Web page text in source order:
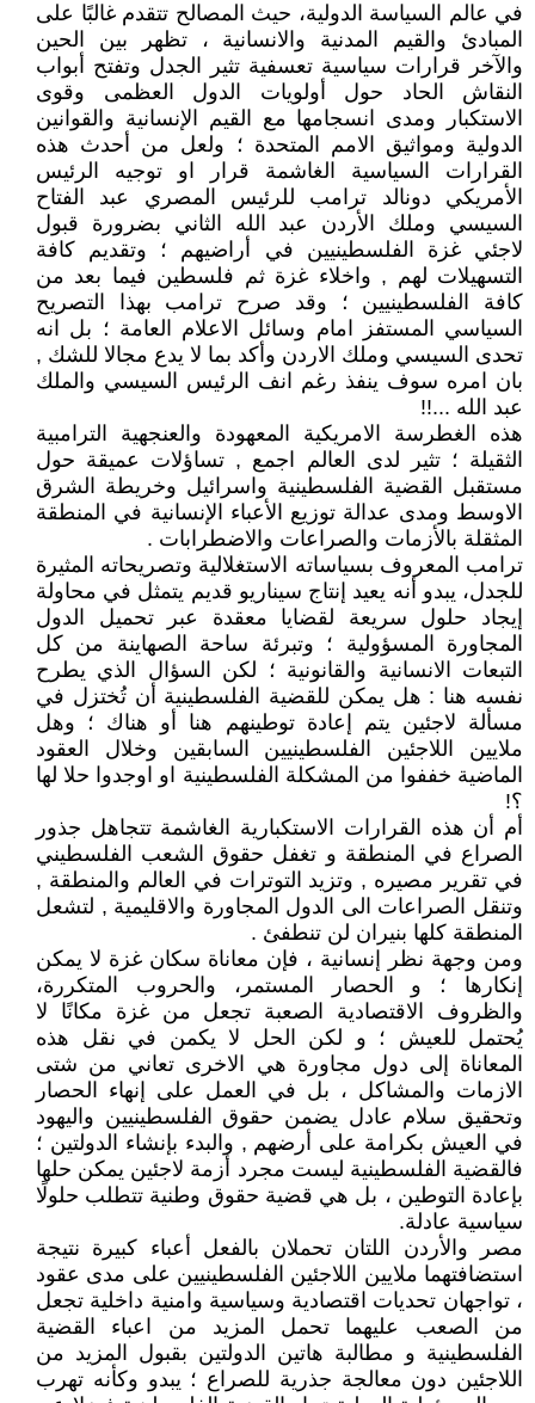
في عالم السياسة الدولية، حيث المصالح تتقدم غالبًا على
المبادئ والقيم المدنية والانسانية ، تظهر بين الحين
والآخر قرارات سياسية تعسفية تثير الجدل وتفتح أبواب
النقاش الحاد حول أولويات الدول العظمى وقوى
الاستكبار ومدى انسجامها مع القيم الإنسانية والقوانين
الدولية ومواثيق الامم المتحدة ؛ ولعل من أحدث هذه
القرارات السياسية الغاشمة قرار او توجيه الرئيس
الأمريكي دونالد ترامب للرئيس المصري عبد الفتاح
السيسي وملك الأردن عبد الله الثاني بضرورة قبول
لاجئي غزة الفلسطينيين في أراضيهم ؛ وتقديم كافة
التسهيلات لهم , واخلاء غزة ثم فلسطين فيما بعد من
كافة الفلسطينيين ؛ وقد صرح ترامب بهذا التصريح
السياسي المستفز امام وسائل الاعلام العامة ؛ بل انه
تحدى السيسي وملك الاردن وأكد بما لا يدع مجالا للشك ,
بان امره سوف ينفذ رغم انف الرئيس السيسي والملك
عبد الله ...!!
هذه الغطرسة الامريكية المعهودة والعنجهية الترامبية
الثقيلة ؛ تثير لدى العالم اجمع , تساؤلات عميقة حول
مستقبل القضية الفلسطينية واسرائيل وخريطة الشرق
الاوسط ومدى عدالة توزيع الأعباء الإنسانية في المنطقة
المثقلة بالأزمات والصراعات والاضطرابات .
ترامب المعروف بسياساته الاستغلالية وتصريحاته المثيرة
للجدل، يبدو أنه يعيد إنتاج سيناريو قديم يتمثل في محاولة
إيجاد حلول سريعة لقضايا معقدة عبر تحميل الدول
المجاورة المسؤولية ؛ وتبرئة ساحة الصهاينة من كل
التبعات الانسانية والقانونية ؛ لكن السؤال الذي يطرح
نفسه هنا : هل يمكن للقضية الفلسطينية أن تُختزل في
مسألة لاجئين يتم إعادة توطينهم هنا أو هناك ؛ وهل
ملايين اللاجئين الفلسطينيين السابقين وخلال العقود
الماضية خففوا من المشكلة الفلسطينية او اوجدوا حلا لها
؟!
أم أن هذه القرارات الاستكبارية الغاشمة تتجاهل جذور
الصراع في المنطقة و تغفل حقوق الشعب الفلسطيني
في تقرير مصيره , وتزيد التوترات في العالم والمنطقة ,
وتنقل الصراعات الى الدول المجاورة والاقليمية , لتشعل
المنطقة كلها بنيران لن تنطفئ .
ومن وجهة نظر إنسانية ، فإن معاناة سكان غزة لا يمكن
إنكارها ؛ و الحصار المستمر، والحروب المتكررة،
والظروف الاقتصادية الصعبة تجعل من غزة مكانًا لا
يُحتمل للعيش ؛ و لكن الحل لا يكمن في نقل هذه
المعاناة إلى دول مجاورة هي الاخرى تعاني من شتى
الازمات والمشاكل ، بل في العمل على إنهاء الحصار
وتحقيق سلام عادل يضمن حقوق الفلسطينيين واليهود
في العيش بكرامة على أرضهم , والبدء بإنشاء الدولتين ؛
فالقضية الفلسطينية ليست مجرد أزمة لاجئين يمكن حلها
بإعادة التوطين ، بل هي قضية حقوق وطنية تتطلب حلولًا
سياسية عادلة.
مصر والأردن اللتان تحملان بالفعل أعباء كبيرة نتيجة
استضافتهما ملايين اللاجئين الفلسطينيين على مدى عقود
، تواجهان تحديات اقتصادية وسياسية وامنية داخلية تجعل
من الصعب عليهما تحمل المزيد من اعباء القضية
الفلسطينية و مطالبة هاتين الدولتين بقبول المزيد من
اللاجئين دون معالجة جذرية للصراع ؛ يبدو وكأنه تهرب